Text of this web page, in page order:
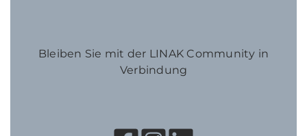
Bleiben Sie mit der LINAK Community in
Verbindung